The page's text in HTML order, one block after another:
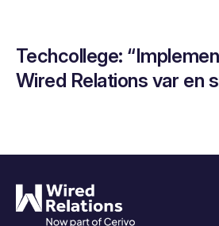
Techcollege:
Wired Relations var en